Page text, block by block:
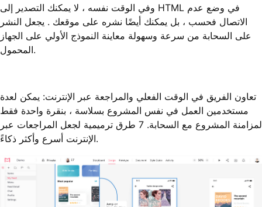
وفي الوقت نفسه ، لا يمكنك التصدير إلى HTML في وضع عدم
الاتصال فحسب ، بل يمكنك أيضًا نشره على موقعك . يجعل النشر
على السحابة من سرعة وسهولة معاينة النموذج الأولي على الجهاز
المحمول.
تعاون الفريق في الوقت الفعلي والمراجعة عبر الإنترنت: يمكن لعدة
مستخدمين العمل في نفس المشروع بسلاسة ، بنقرة واحدة فقط
لمزامنة المشروع مع السحابة. 7 طرق ترميمية لجعل المراجعات عبر
الإنترنت أسرع وأكثر ذكاءً.